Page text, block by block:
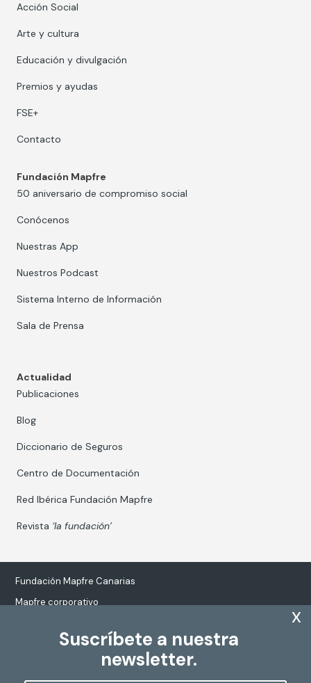
Suscríbete a nuestra
newsletter.
x
Acción Social
Arte y cultura
Educación y divulgación
Premios y ayudas
FSE+
Contacto
Fundación Mapfre
50 aniversario de compromiso social
Conócenos
Nuestras App
Nuestros Podcast
Sistema Interno de Información
Sala de Prensa
Actualidad
Publicaciones
Blog
Diccionario de Seguros
Centro de Documentación
Red Ibérica Fundación Mapfre
Revista ‘la fundación’
Fundación Mapfre Canarias
Mapfre corporativo
Tratamiento de datos personales